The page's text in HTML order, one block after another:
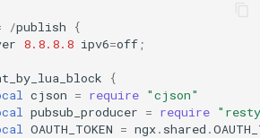
/publish
{
8.8.8.8 ipv6=off ;
{
cjson = require "cjson"
pubsub_producer = require
OAUTH_TOKEN = ngx. shared .